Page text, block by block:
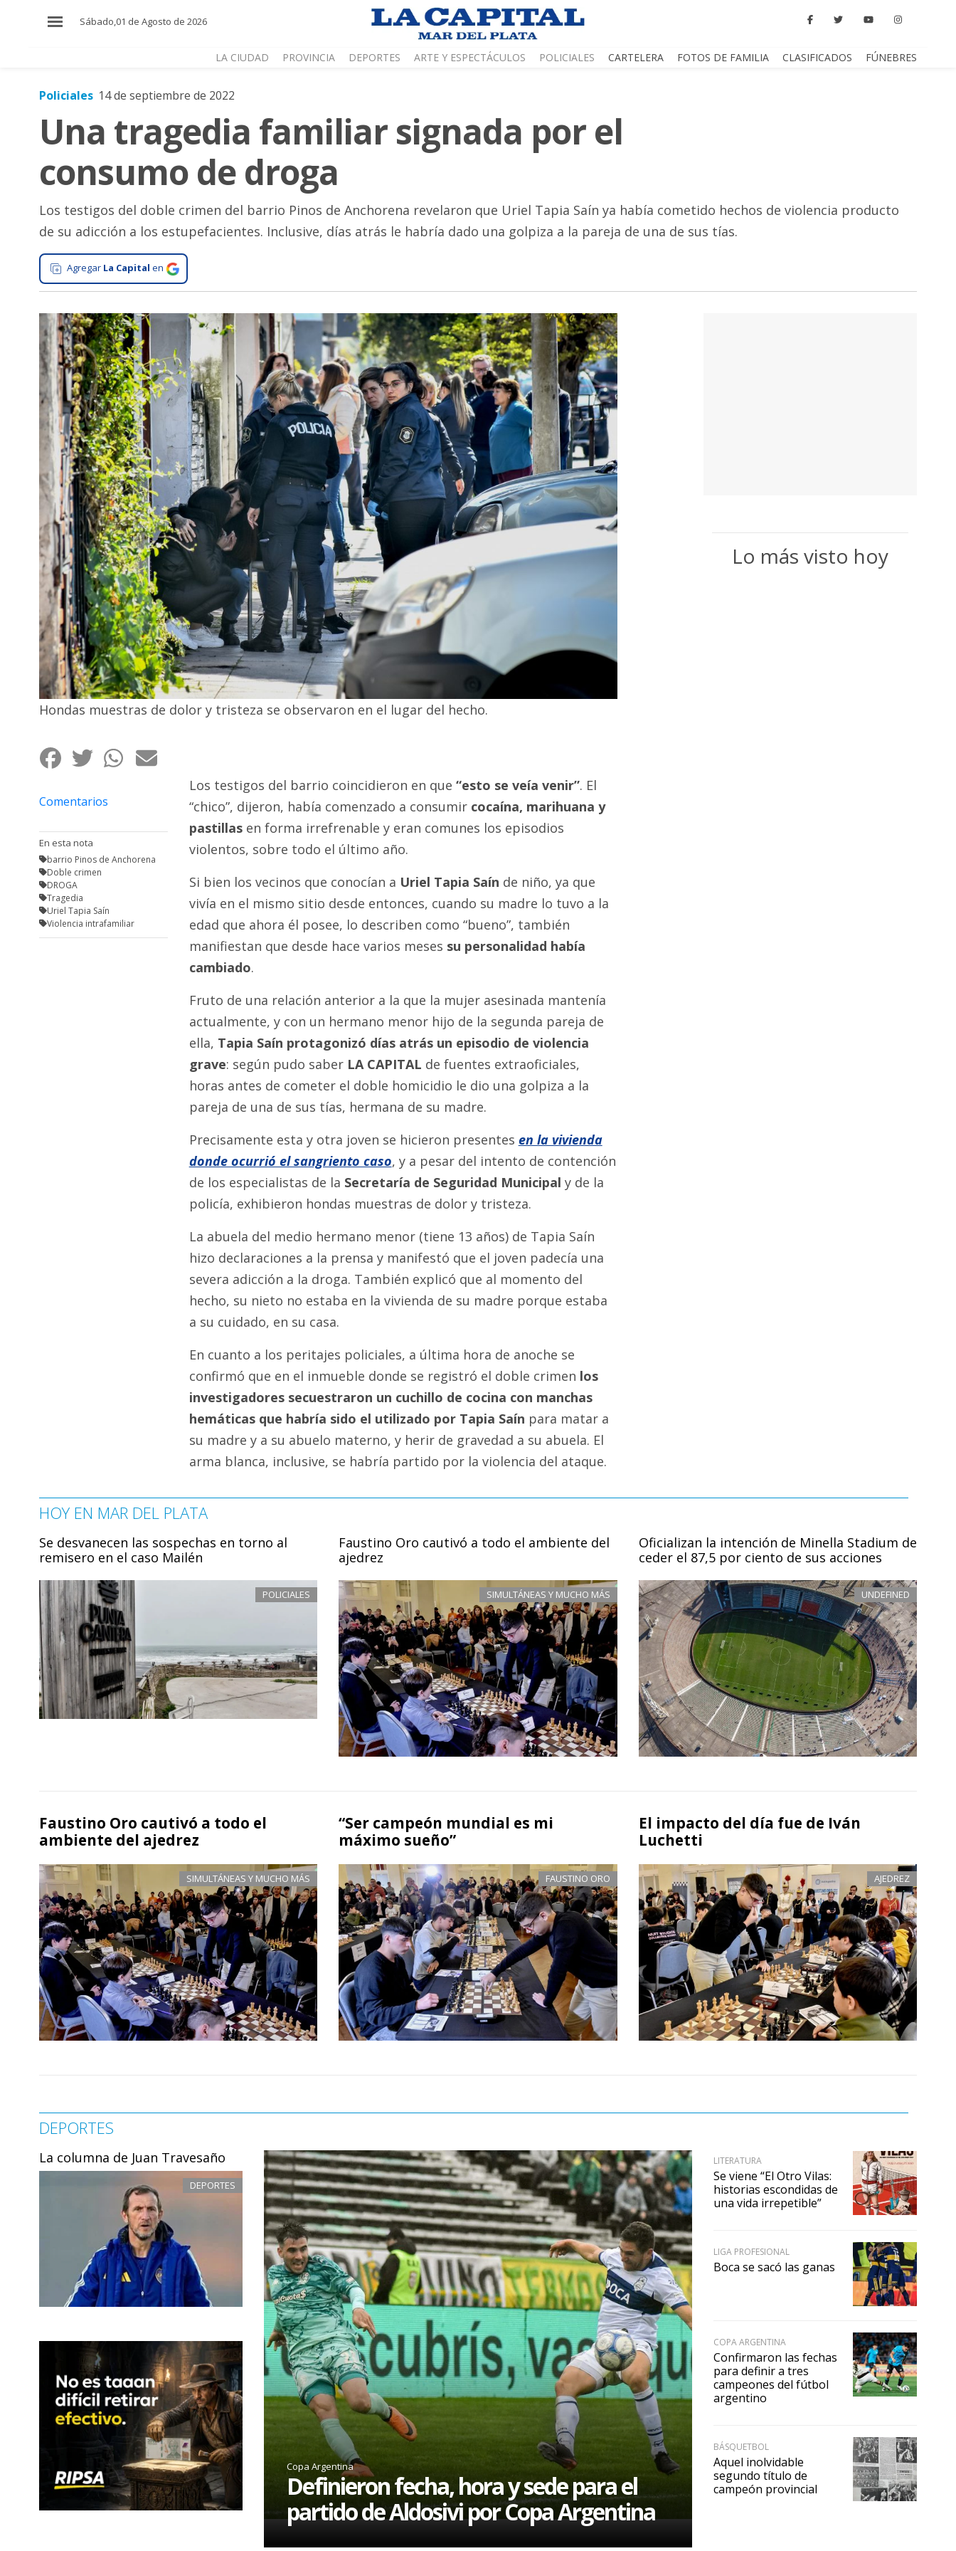
Sábado,01 de Agosto de 2026
LA CIUDAD PROVINCIA DEPORTES ARTE Y ESPECTÁCULOS POLICIALES CARTELERA FOTOS DE FAMILIA CLASIFICADOS FÚNEBRES
Zona
Cultura
Tecnología
Gastronomía
Salud
Interés
General
Ciudad
Deportes
Espectáculos
Policiales
Cartelera
Fotos
Familia
Clasificados
Fúnebres
Policiales 14 de septiembre de 2022
Una tragedia familiar signada por el
consumo de droga
Los testigos del doble crimen del barrio Pinos de Anchorena revelaron que Uriel Tapia Saín ya había cometido hechos de violencia producto
de su adicción a los estupefacientes. Inclusive, días atrás le habría dado una golpiza a la pareja de una de sus tías.
Agregar La Capital en
Hondas muestras de dolor y tristeza se observaron en el lugar del hecho.
Comentarios
En esta nota
barrio Pinos de Anchorena
Doble crimen
DROGA
Tragedia
Uriel Tapia Saín
Violencia intrafamiliar
Los testigos del barrio coincidieron en que “esto se veía venir”. El
“chico”, dijeron, había comenzado a consumir cocaína, marihuana y
pastillasen forma irrefrenable y eran comunes los episodios
violentos, sobre todo el último año.
Si bien los vecinos que conocían a Uriel Tapia Saín de niño, ya que
vivía en el mismo sitio desde entonces, cuando su madre lo tuvo a la
edad que ahora él posee, lo describen como “bueno”, también
manifiestan que desde hace varios meses su personalidad había
cambiado.
Fruto de una relación anterior a la que la mujer asesinada mantenía
actualmente, y con un hermano menor hijo de la segunda pareja de
ella, Tapia Saín protagonizó días atrás un episodio de violencia
grave: según pudo saber LA CAPITAL de fuentes extraoficiales,
horas antes de cometer el doble homicidio le dio una golpiza a la
pareja de una de sus tías, hermana de su madre.
Precisamente esta y otra joven se hicieron presentes en la vivienda
donde ocurrió el sangriento caso, y a pesar del intento de contención
de los especialistas de la Secretaría de Seguridad Municipal y de la
policía, exhibieron hondas muestras de dolor y tristeza.
La abuela del medio hermano menor (tiene 13 años) de Tapia Saín
hizo declaraciones a la prensa y manifestó que el joven padecía una
severa adicción a la droga. También explicó que al momento del
hecho, su nieto no estaba en la vivienda de su madre porque estaba
a su cuidado, en su casa.
En cuanto a los peritajes policiales, a última hora de anoche se
confirmó que en el inmueble donde se registró el doble crimen los
investigadores secuestraron un cuchillo de cocina con manchas
hemáticas que habría sido el utilizado por Tapia Saín para matar a
su madre y a su abuelo materno, y herir de gravedad a su abuela. El
arma blanca, inclusive, se habría partido por la violencia del ataque.
Lo más visto hoy
HOY EN MAR DEL PLATA
Se desvanecen las sospechas en torno al
remisero en el caso Mailén
POLICIALES
Faustino Oro cautivó a todo el ambiente del
ajedrez
SIMULTÁNEAS Y MUCHO MÁS
Oficializan la intención de Minella Stadium de
ceder el 87,5 por ciento de sus acciones
UNDEFINED
Faustino Oro cautivó a todo el
ambiente del ajedrez
SIMULTÁNEAS Y MUCHO MÁS
“Ser campeón mundial es mi
máximo sueño”
FAUSTINO ORO
El impacto del día fue de Iván
Luchetti
AJEDREZ
DEPORTES
La columna de Juan Travesaño
DEPORTES
Copa Argentina
Definieron fecha, hora y sede para el
partido de Aldosivi por Copa Argentina
LITERATURA
Se viene “El Otro Vilas:
historias escondidas de
una vida irrepetible”
LIGA PROFESIONAL
Boca se sacó las ganas
COPA ARGENTINA
Confirmaron las fechas
para definir a tres
campeones del fútbol
argentino
BÁSQUETBOL
Aquel inolvidable
segundo título de
campeón provincial